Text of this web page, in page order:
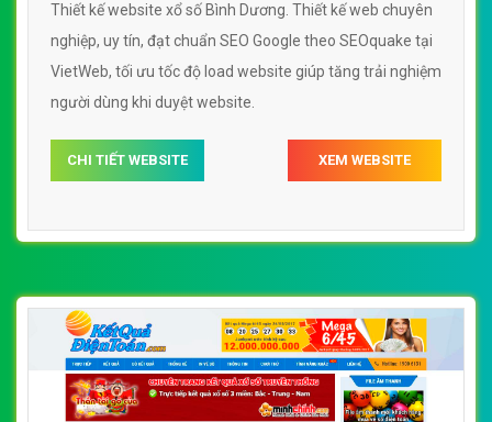
Thiết kế website xổ số Bình Dương. Thiết kế web chuyên
nghiệp, uy tín, đạt chuẩn SEO Google theo SEOquake tại
VietWeb, tối ưu tốc độ load website giúp tăng trải nghiệm
người dùng khi duyệt website.
CHI TIẾT WEBSITE XEM WEBSITE